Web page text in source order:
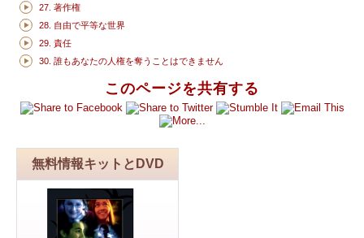
このページを共有する
無料情報キットとDVD
27. 著作権
28. 自由で平等な世界
29. 責任
30. 誰もあなたの人権を奪うことはできません